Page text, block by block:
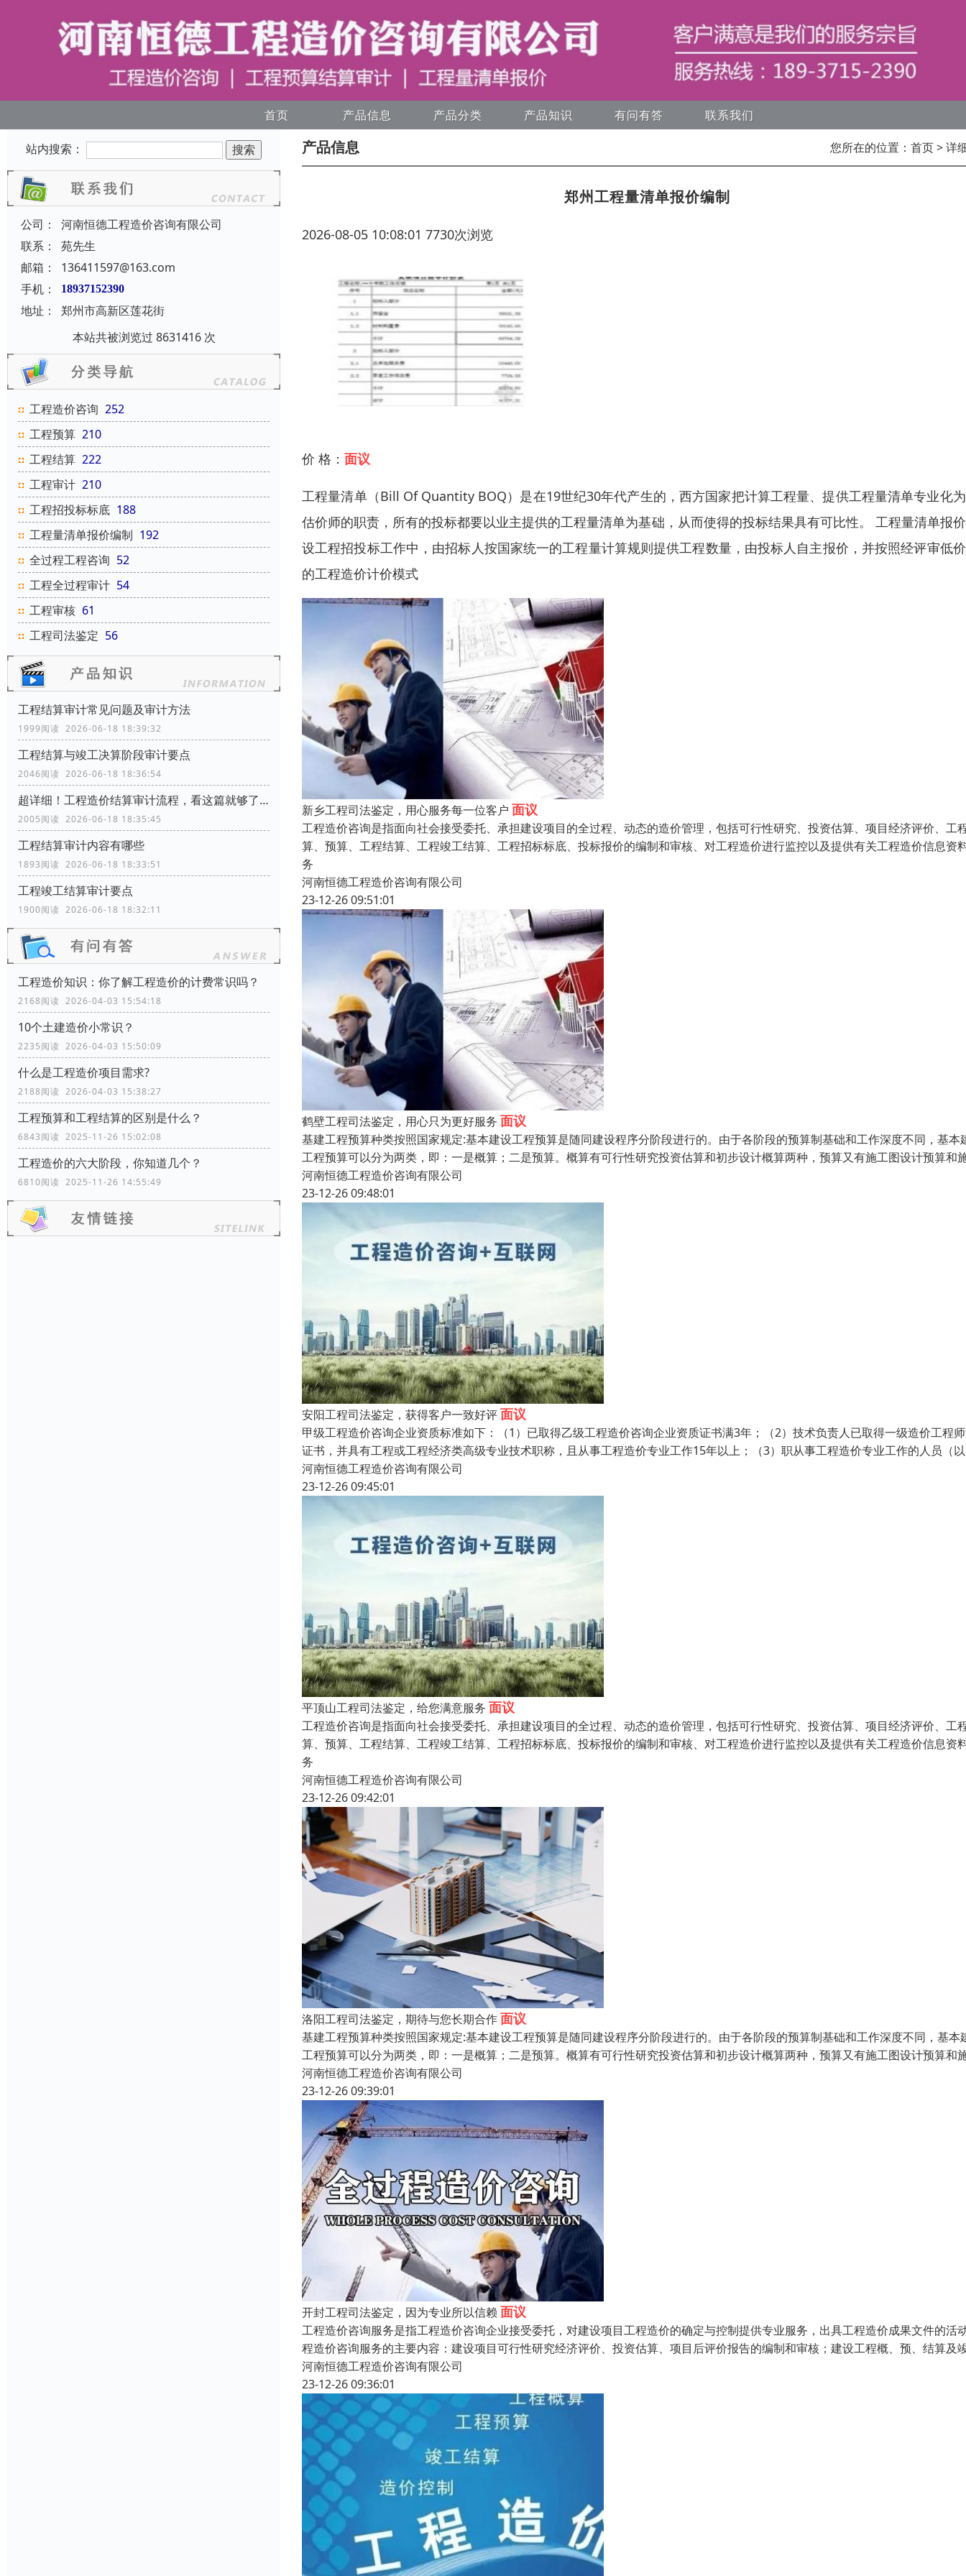
首页 产品信息 产品分类 产品知识 有问有答 联系我们
站内搜索：
公司：
河南恒德工程造价咨询有限公司
联系：
苑先生
邮箱：
136411597@163.com
手机：
18937152390
地址：
郑州市高新区莲花街
本站共被浏览过 8631416 次
工程造价咨询 252
工程预算 210
工程结算 222
工程审计 210
工程招投标标底 188
工程量清单报价编制 192
全过程工程咨询 52
工程全过程审计 54
工程审核 61
工程司法鉴定 56
工程结算审计常见问题及审计方法
1999阅读 2026-06-18 18:39:32
工程结算与竣工决算阶段审计要点
2046阅读 2026-06-18 18:36:54
超详细！工程造价结算审计流程，看这篇就够了！
2005阅读 2026-06-18 18:35:45
工程结算审计内容有哪些
1893阅读 2026-06-18 18:33:51
工程竣工结算审计要点
1900阅读 2026-06-18 18:32:11
工程造价知识：你了解工程造价的计费常识吗？
2168阅读 2026-04-03 15:54:18
10个土建造价小常识？
2235阅读 2026-04-03 15:50:09
什么是工程造价项目需求?
2188阅读 2026-04-03 15:38:27
工程预算和工程结算的区别是什么？
6843阅读 2025-11-26 15:02:08
工程造价的六大阶段，你知道几个？
6810阅读 2025-11-26 14:55:49
产品信息 您所在的位置： 首页> 详
郑州工程量清单报价编制
2026-08-05 10:08:01 7730次浏览
价 格： 面议
工程量清单（Bill Of Quantity BOQ）是在19世纪30年代产生的，西方国家把计算工程量、提供工程量清单专业化
估价师的职责，所有的投标都要以业主提供的工程量清单为基础，从而使得的投标结果具有可比性。 工程量清单报
设工程招投标工作中，由招标人按国家统一的工程量计算规则提供工程数量，由投标人自主报价，并按照经评审低
的工程造价计价模式
新乡工程司法鉴定，用心服务每一位客户 面议
工程造价咨询是指面向社会接受委托、承担建设项目的全过程、动态的造价管理，包括可行性研究、投资估算、项目经济评价、工
算、预算、工程结算、工程竣工结算、工程招标标底、投标报价的编制和审核、对工程造价进行监控以及提供有关工程造价信息资
务
河南恒德工程造价咨询有限公司
23-12-26 09:51:01
鹤壁工程司法鉴定，用心只为更好服务 面议
基建工程预算种类按照国家规定:基本建设工程预算是随同建设程序分阶段进行的。由于各阶段的预算制基础和工作深度不同，基本
工程预算可以分为两类，即：一是概算；二是预算。概算有可行性研究投资估算和初步设计概算两种，预算又有施工图设计预算和
河南恒德工程造价咨询有限公司
23-12-26 09:48:01
安阳工程司法鉴定，获得客户一致好评面议
甲级工程造价咨询企业资质标准如下：（1）已取得乙级工程造价咨询企业资质证书满3年；（2）技术负责人已取得一级造价工程
证书，并具有工程或工程经济类高级专业技术职称，且从事工程造价专业工作15年以上；（3）职从事工程造价专业工作的人员（以
河南恒德工程造价咨询有限公司
23-12-26 09:45:01
平顶山工程司法鉴定，给您满意服务 面议
工程造价咨询是指面向社会接受委托、承担建设项目的全过程、动态的造价管理，包括可行性研究、投资估算、项目经济评价、工
算、预算、工程结算、工程竣工结算、工程招标标底、投标报价的编制和审核、对工程造价进行监控以及提供有关工程造价信息资
务
河南恒德工程造价咨询有限公司
23-12-26 09:42:01
洛阳工程司法鉴定，期待与您长期合作面议
基建工程预算种类按照国家规定:基本建设工程预算是随同建设程序分阶段进行的。由于各阶段的预算制基础和工作深度不同，基本
工程预算可以分为两类，即：一是概算；二是预算。概算有可行性研究投资估算和初步设计概算两种，预算又有施工图设计预算和
河南恒德工程造价咨询有限公司
23-12-26 09:39:01
开封工程司法鉴定，因为专业所以信赖 面议
工程造价咨询服务是指工程造价咨询企业接受委托，对建设项目工程造价的确定与控制提供专业服务，出具工程造价成果文件的活
程造价咨询服务的主要内容：建设项目可行性研究经济评价、投资估算、项目后评价报告的编制和审核；建设工程概、预、结算及
河南恒德工程造价咨询有限公司
23-12-26 09:36:01